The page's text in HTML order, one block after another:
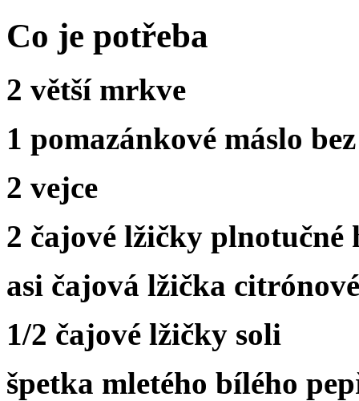
Co je potřeba
2 větší mrkve
1 pomazánkové máslo
2 vejce
2 čajové lžičky plnotučné
asi čajová lžička
1/2 čajové lžičky soli
špetka mletého bílého